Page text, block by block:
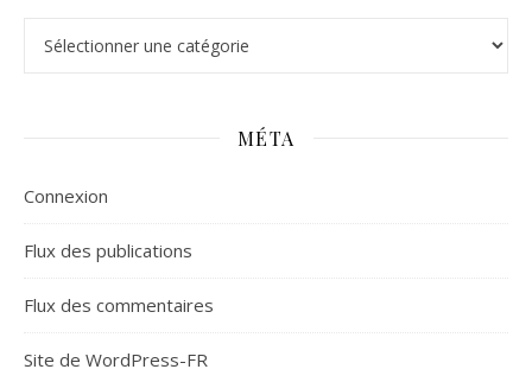
MÉTA
Connexion
Flux des publications
Flux des commentaires
Site de WordPress-FR